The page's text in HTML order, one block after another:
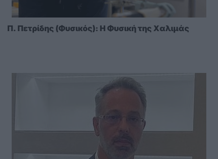
Π. Πετρίδης (Φυσικός): Η Φυσική της Χαλιμάς